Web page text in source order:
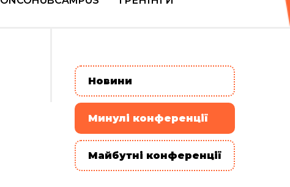
Новини
Минулі конференції
Майбутні конференції